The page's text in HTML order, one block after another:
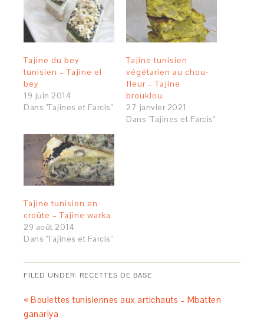
Tajine du bey
tunisien – Tajine el
bey
19 juin 2014
Dans "Tajines et Farcis"
Tajine tunisien
végétarien au chou-
fleur – Tajine
brouklou
27 janvier 2021
Dans "Tajines et Farcis"
Tajine tunisien en
croûte – Tajine warka
29 août 2014
Dans "Tajines et Farcis"
FILED UNDER: RECETTES DE BASE
« Boulettes tunisiennes aux artichauts – Mbatten
ganariya